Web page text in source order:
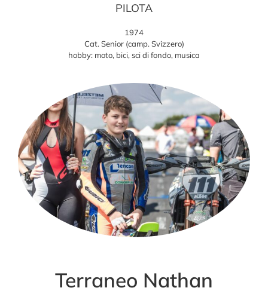
PILOTA
1974
Cat. Senior (camp. Svizzero)
hobby: moto, bici, sci di fondo, musica
Terraneo Nathan